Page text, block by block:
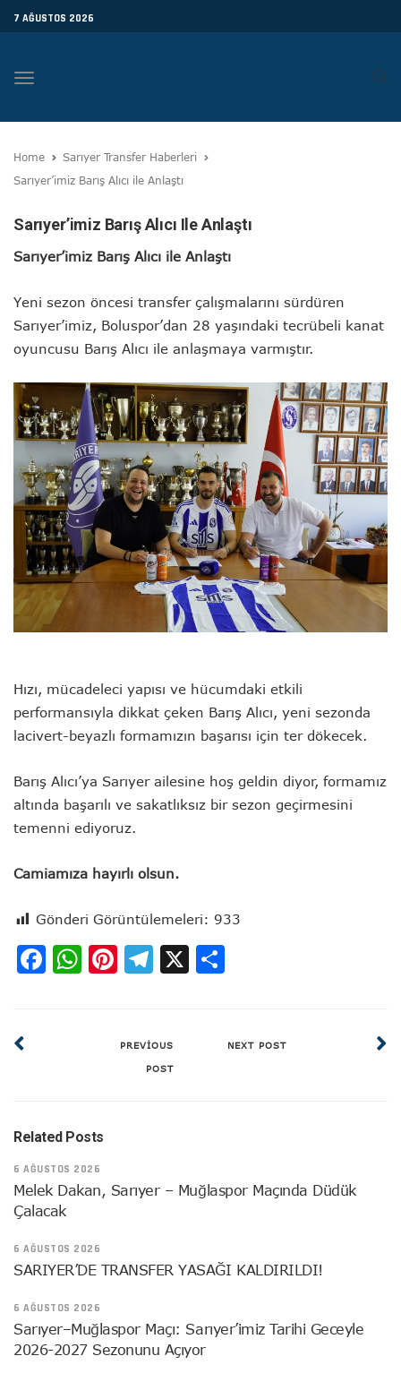
7 AĞUSTOS 2026
Toggle
Home
Sarıyer Transfer Haberleri
Sarıyer’imiz Barış Alıcı ile Anlaştı
Sarıyer’imiz Barış Alıcı Ile Anlaştı
Sarıyer’imiz Barış Alıcı ile Anlaştı
Yeni sezon öncesi transfer çalışmalarını sürdüren
Sarıyer’imiz, Boluspor’dan 28 yaşındaki tecrübeli kanat
oyuncusu Barış Alıcı ile anlaşmaya varmıştır.
Hızı, mücadeleci yapısı ve hücumdaki etkili
performansıyla dikkat çeken Barış Alıcı, yeni sezonda
lacivert-beyazlı formamızın başarısı için ter dökecek.
Barış Alıcı’ya Sarıyer ailesine hoş geldin diyor, formamız
altında başarılı ve sakatlıksız bir sezon geçirmesini
temenni ediyoruz.
Camiamıza hayırlı olsun.
Gönderi Görüntülemeleri: 933
Facebook
WhatsApp
Pinterest
Telegram
X
PREVIOUS
POST
NEXT POST
Related Posts
6 AĞUSTOS 2026
Melek Dakan, Sarıyer – Muğlaspor Maçında Düdük
Çalacak
6 AĞUSTOS 2026
SARIYER’DE TRANSFER YASAĞI KALDIRILDI!
6 AĞUSTOS 2026
Sarıyer–Muğlaspor Maçı: Sarıyer’imiz Tarihi Geceyle
2026-2027 Sezonunu Açıyor